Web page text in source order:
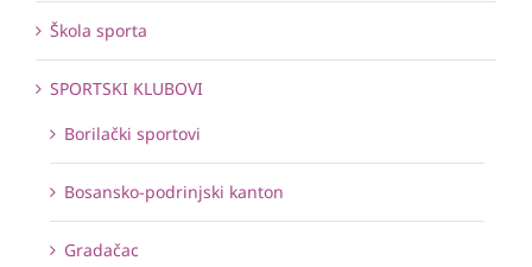
Škola sporta
SPORTSKI KLUBOVI
Borilački sportovi
Bosansko-podrinjski kanton
Gradačac